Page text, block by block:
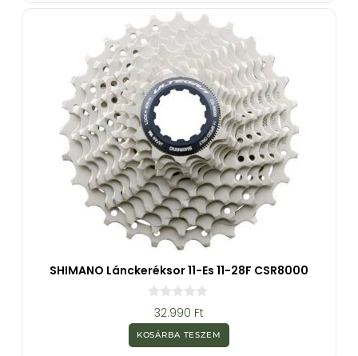
b
ő
l
SHIMANO Lánckeréksor 11-Es 11-28F CSR8000
z
5
32.990 Ft
KOSÁRBA TESZEM